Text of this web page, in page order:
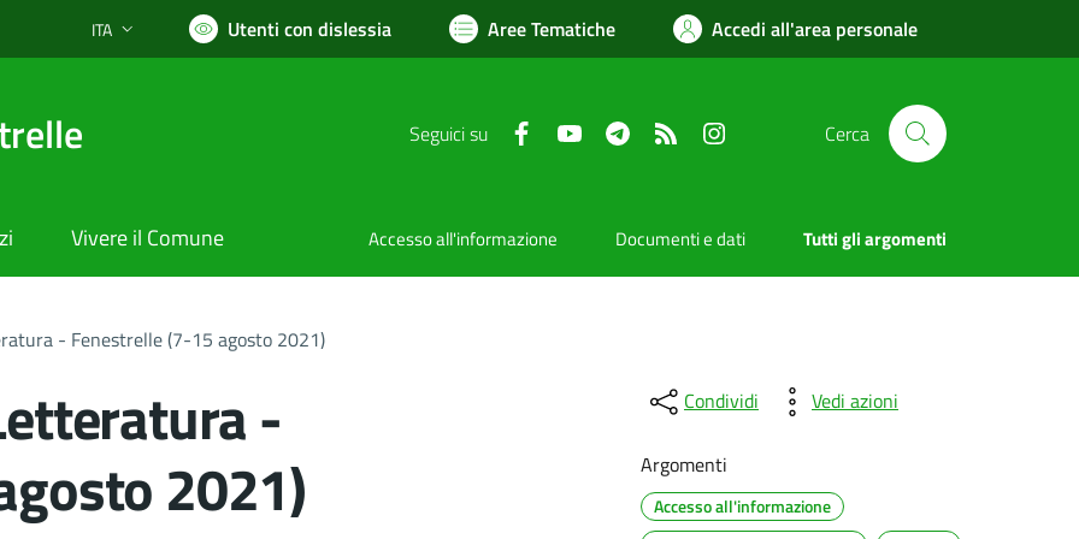
Lingua attiva:
ITA Utenti con dislessia Aree Tematiche Accedi all'area personale
Seguici su FacebookYouTube TelegramRSS Cerca
Vivere il Comune Accesso all'informazione Documenti e dati Tutti gli argomenti
- Fenestrelle (7-15 agosto 2021)
-
2021)
Condividi Vedi azioni
Argomenti
Accesso all'informazione